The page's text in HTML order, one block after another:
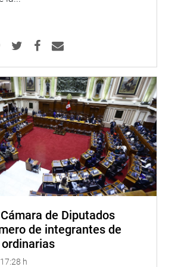
ministra de Educación que asumió
señor Saavedra, entre otras sobre
Juegos Panamericanos. Falta muy
y no tenemos un solo ladrillo sobre
de la infraestructura lista.
que Zavala, quien ha venido con
hubiera acompañado a su ministra
para dar solución a la huelga, pero
de excusa que habían terroristas.
con la realidad son otras. Aquí
resolución, quiènes firmaron el
a la terrorista Lori Berenson,
y el señor Zavala… ¿Es así?
muerta, pero a una terrorista como
un sol de los peruanos! sentenció.
Milagros Salazar (FP) dijo no
de Diputados
de integrantes de
h